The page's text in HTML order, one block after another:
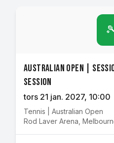
🎾
Australian Open |
Session
tors 21 jan. 2027, 10:00
Tennis
Australian Open
Rod Laver Arena